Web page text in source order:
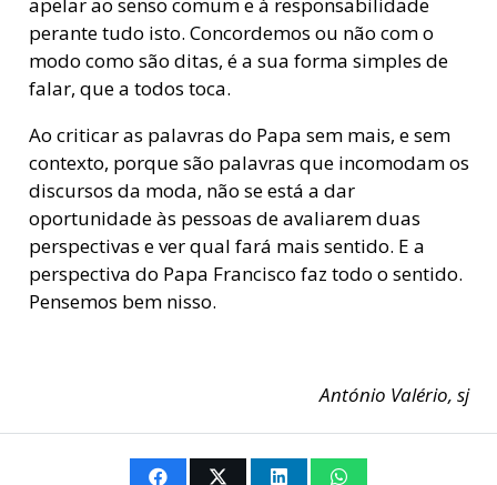
apelar ao senso comum e à responsabilidade
perante tudo isto. Concordemos ou não com o
modo como são ditas, é a sua forma simples de
falar, que a todos toca.
Ao criticar as palavras do Papa sem mais, e sem
contexto, porque são palavras que incomodam os
discursos da moda, não se está a dar
oportunidade às pessoas de avaliarem duas
perspectivas e ver qual fará mais sentido. E a
perspectiva do Papa Francisco faz todo o sentido.
Pensemos bem nisso.
António Valério, sj